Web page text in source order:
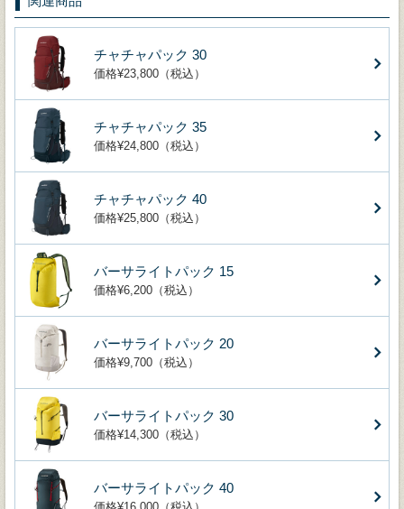
チャチャパック 30
価格¥23,800（税込）
チャチャパック 35
価格¥24,800（税込）
チャチャパック 40
価格¥25,800（税込）
バーサライトパック 15
価格¥6,200（税込）
バーサライトパック 20
価格¥9,700（税込）
バーサライトパック 30
価格¥14,300（税込）
バーサライトパック 40
価格¥16,000（税込）